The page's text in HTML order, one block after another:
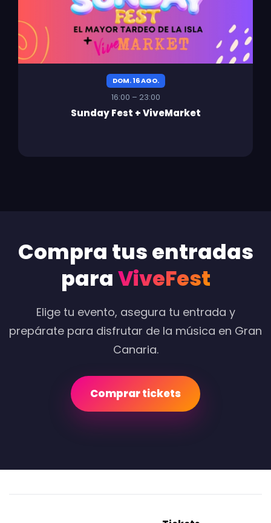
DOM. 16 AGO.
16:00 – 23:00
Sunday Fest + ViveMarket
Compra tus entradas
paraViveFest
Elige tu evento, asegura tu entrada y
prepárate para disfrutar de la música en Gran
Canaria.
Comprar tickets